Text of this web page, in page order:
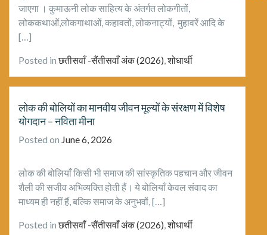
जाएगा । कुमाऊनी लोक साहित्य के अंतर्गत लोकगीतों,
लोककथाओं,लोकगाथाओं, कहावतों, लोकनाट्यों, मुहावरें आदि के
[…]
Posted inछतीसवाँ -सैंतीसवाँ अंक (2026) ,शोधार्थी
लोक की बोलियों का मानवीय जीवन मूल्यों के संरक्षण में विशेष
योगदान – नविता मीना
Posted on June 6, 2026
लोक की बोलियाँ किसी भी समाज की सांस्कृतिक पहचान और जीवन
शैली की सजीव अभिव्यक्ति होती हैं। ये बोलियाँ केवल संवाद का
माध्यम ही नहीं हैं, बल्कि समाज के अनुभवों, […]
Posted inछतीसवाँ -सैंतीसवाँ अंक (2026) ,शोधार्थी